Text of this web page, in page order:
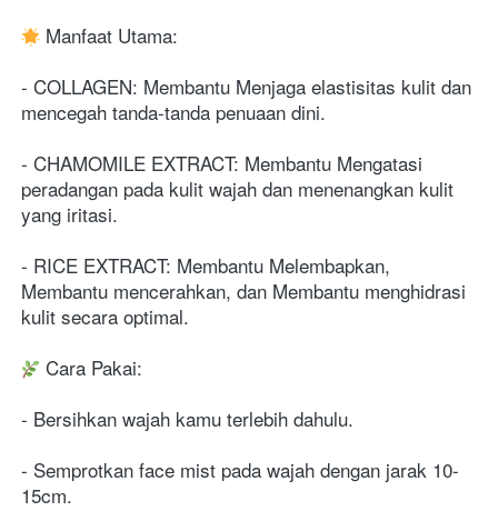
Manfaat Utama:
- COLLAGEN: Membantu Menjaga elastisitas kulit dan
mencegah tanda-tanda penuaan dini.
- CHAMOMILE EXTRACT: Membantu Mengatasi
peradangan pada kulit wajah dan menenangkan kulit
yang iritasi.
- RICE EXTRACT: Membantu Melembapkan,
Membantu mencerahkan, dan Membantu menghidrasi
kulit secara optimal.
Cara Pakai:
- Bersihkan wajah kamu terlebih dahulu.
- Semprotkan face mist pada wajah dengan jarak 10-
15cm.